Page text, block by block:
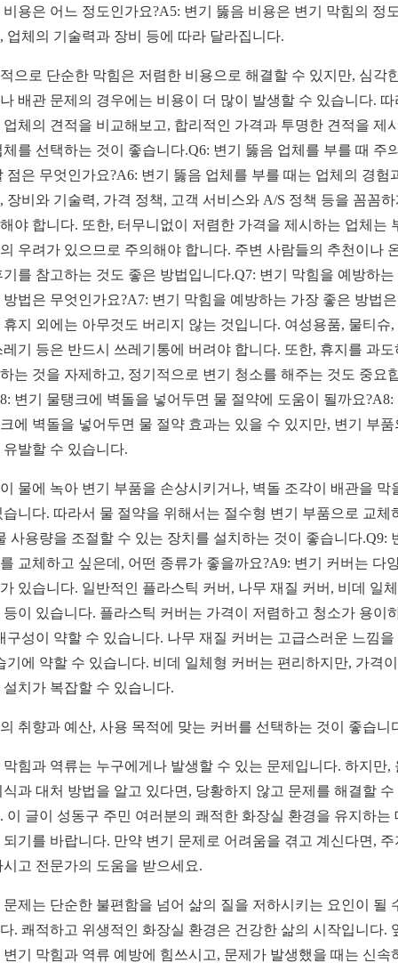
비용은 어느 정도인가요?A5: 변기 뚫음 비용은 변기 막힘의 정
업체의 기술력과 장비 등에 따라 달라집니다.
으로 단순한 막힘은 저렴한 비용으로 해결할 수 있지만, 심각
배관 문제의 경우에는 비용이 더 많이 발생할 수 있습니다. 따
업체의 견적을 비교해보고, 합리적인 가격과 투명한 견적을 제
체를 선택하는 것이 좋습니다.Q6: 변기 뚫음 업체를 부를 때 주
점은 무엇인가요?A6: 변기 뚫음 업체를 부를 때는 업체의 경험
장비와 기술력, 가격 정책, 고객 서비스와 A/S 정책 등을 꼼꼼
야 합니다. 또한, 터무니없이 저렴한 가격을 제시하는 업체는
우려가 있으므로 주의해야 합니다. 주변 사람들의 추천이나
기를 참고하는 것도 좋은 방법입니다.Q7: 변기 막힘을 예방하는
방법은 무엇인가요?A7: 변기 막힘을 예방하는 가장 좋은 방법
휴지 외에는 아무것도 버리지 않는 것입니다. 여성용품, 물티슈,
레기 등은 반드시 쓰레기통에 버려야 합니다. 또한, 휴지를 과도
는 것을 자제하고, 정기적으로 변기 청소를 해주는 것도 중요
변기 물탱크에 벽돌을 넣어두면 물 절약에 도움이 될까요?A8:
에 벽돌을 넣어두면 물 절약 효과는 있을 수 있지만, 변기 부품
유발할 수 있습니다.
물에 녹아 변기 부품을 손상시키거나, 벽돌 조각이 배관을 막
습니다. 따라서 물 절약을 위해서는 절수형 변기 부품으로 교체
사용량을 조절할 수 있는 장치를 설치하는 것이 좋습니다.Q9:
교체하고 싶은데, 어떤 종류가 좋을까요?A9: 변기 커버는 다
있습니다. 일반적인 플라스틱 커버, 나무 재질 커버, 비데 일
등이 있습니다. 플라스틱 커버는 가격이 저렴하고 청소가 용이
구성이 약할 수 있습니다. 나무 재질 커버는 고급스러운 느낌을
기에 약할 수 있습니다. 비데 일체형 커버는 편리하지만, 가격
설치가 복잡할 수 있습니다.
취향과 예산, 사용 목적에 맞는 커버를 선택하는 것이 좋습니
막힘과 역류는 누구에게나 발생할 수 있는 문제입니다. 하지만,
식과 대처 방법을 알고 있다면, 당황하지 않고 문제를 해결할 수
이 글이 성동구 주민 여러분의 쾌적한 화장실 환경을 유지하는
되기를 바랍니다. 만약 변기 문제로 어려움을 겪고 계신다면, 주
시고 전문가의 도움을 받으세요.
문제는 단순한 불편함을 넘어 삶의 질을 저하시키는 요인이 될
. 쾌적하고 위생적인 화장실 환경은 건강한 삶의 시작입니다.
변기 막힘과 역류 예방에 힘쓰시고, 문제가 발생했을 때는 신속